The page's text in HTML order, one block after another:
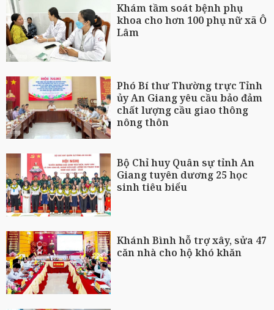
Khám tầm soát bệnh phụ
khoa cho hơn 100 phụ nữ xã Ô
Lâm
Phó Bí thư Thường trực Tỉnh
ủy An Giang yêu cầu bảo đảm
chất lượng cầu giao thông
nông thôn
Bộ Chỉ huy Quân sự tỉnh An
Giang tuyên dương 25 học
sinh tiêu biểu
Khánh Bình hỗ trợ xây, sửa 47
căn nhà cho hộ khó khăn